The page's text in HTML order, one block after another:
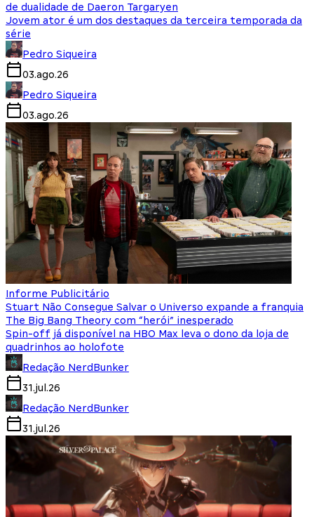
de dualidade de Daeron Targaryen
Jovem ator é um dos destaques da terceira temporada da
série
Pedro Siqueira
03.ago.26
Pedro Siqueira
03.ago.26
Informe Publicitário
Stuart Não Consegue Salvar o Universo expande a franquia
The Big Bang Theory com “herói” inesperado
Spin-off já disponível na HBO Max leva o dono da loja de
quadrinhos ao holofote
Redação NerdBunker
31.jul.26
Redação NerdBunker
31.jul.26